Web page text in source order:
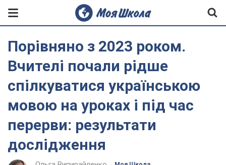
Порівняно з 2023 роком.
Вчителі почали рідше
спілкуватися українською
мовою на уроках і під час
перерви: результати
дослідження